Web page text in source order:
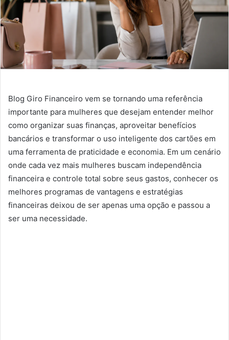
Blog Giro Financeiro vem se tornando uma referência
importante para mulheres que desejam entender melhor
como organizar suas finanças, aproveitar benefícios
bancários e transformar o uso inteligente dos cartões em
uma ferramenta de praticidade e economia. Em um cenário
onde cada vez mais mulheres buscam independência
financeira e controle total sobre seus gastos, conhecer os
melhores programas de vantagens e estratégias
financeiras deixou de ser apenas uma opção e passou a
ser uma necessidade.